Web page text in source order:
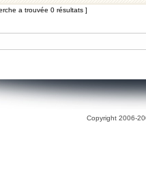
a trouvée 0 résultats ]
Copyright 2006-